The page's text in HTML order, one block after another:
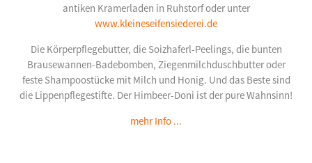
antiken Kramerladen in Ruhstorf oder unter
www.kleineseifensiederei.de
Die Körperpflegebutter, die Soizhaferl-Peelings, die bunten
Brausewannen-Badebomben, Ziegenmilchduschbutter oder
feste Shampoostücke mit Milch und Honig. Und das Beste sind
die Lippenpflegestifte. Der Himbeer-Doni ist der pure Wahnsinn!
mehr Info ...